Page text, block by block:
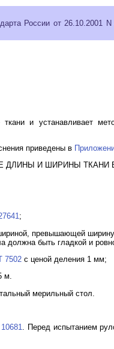
России от 26.10.2001
ткани и устанавливает
приведены в
ДЛИНЫ И ШИРИНЫ ТКАНИ
;
превышающей
должна быть гладкой и
7502 с ценой деления 1 мм;
м.
мерильный стол.
. Перед испытанием